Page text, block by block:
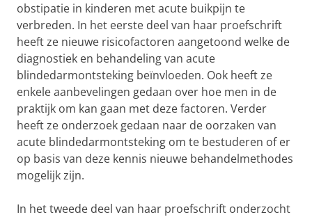
obstipatie in kinderen met acute buikpijn te
verbreden. In het eerste deel van haar proefschrift
heeft ze nieuwe risicofactoren aangetoond welke de
diagnostiek en behandeling van acute
blindedarmontsteking beïnvloeden. Ook heeft ze
enkele aanbevelingen gedaan over hoe men in de
praktijk om kan gaan met deze factoren. Verder
heeft ze onderzoek gedaan naar de oorzaken van
acute blindedarmontsteking om te bestuderen of er
op basis van deze kennis nieuwe behandelmethodes
mogelijk zijn.
In het tweede deel van haar proefschrift onderzocht